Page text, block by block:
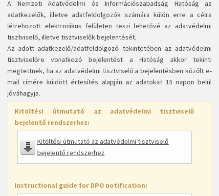
A Nemzeti Adatvédelmi és Információszabadság Hatóság az
adatkezelők, illetve adatfeldolgozók számára külön erre a célra
létrehozott elektronikus felületen teszilehetővé az adatvédelmi
tisztviselő, illetve tisztviselők bejelentését.
Az adott adatkezelő/adatfeldolgozó tekintetében az adatvédelmi
tisztviselőre vonatkozó bejelentést a Hatóság akkor tekinti
megtettnek, ha az adatvédelmi tisztviselő a bejelentésben közölt e-
mail címére küldött értesítés alapján az adatokat 15 napon belül
jóváhagyja.
Kitöltési útmutató az adatvédelmi tisztviselő
bejelentő rendszerhez:
Kitöltési útmutató az adatvédelmi tisztviselő
bejelentő rendszerhez
Instructional guide for DPO notification: